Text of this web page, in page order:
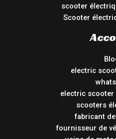
scooter
Scooter
electric
electric
scooters
fabricant
fournisseur de